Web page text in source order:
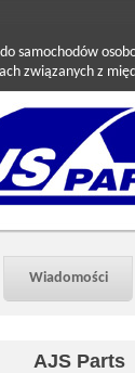
samochodów
z
Wiadomości
AJS Parts